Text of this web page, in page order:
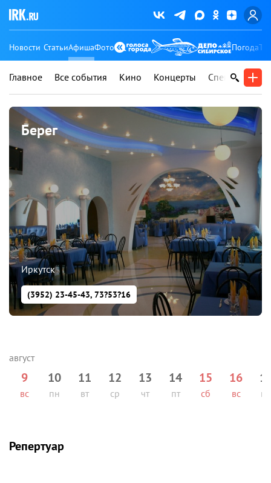
Новости СтатьиАфишаФото Погода
Главное Все события Кино Концерты Спектакли
Берег
Иркутск
(3952) 23-45-43, 73?53?16
9
вс
10
пн
11
вт
12
ср
13
чт
14
пт
15
сб
16
вс пн
Репертуар